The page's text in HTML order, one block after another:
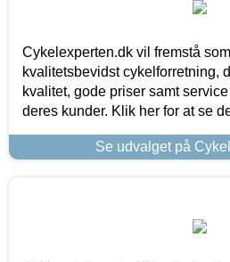
Cykelexperten.dk vil fremstå
kvalitetsbevidst cykelforretning,
kvalitet, gode priser samt
deres kunder. Klik her for at se
Se udvalget på